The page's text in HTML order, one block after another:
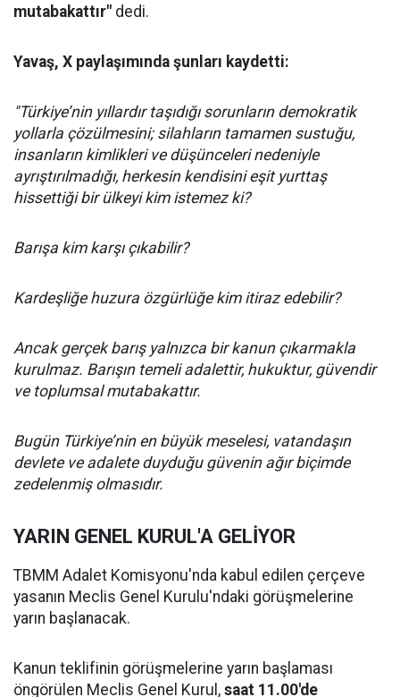
mutabakattır" dedi.
Yavaş, X paylaşımında şunları kaydetti:
"Türkiye’nin yıllardır taşıdığı sorunların demokratik
yollarla çözülmesini; silahların tamamen sustuğu,
insanların kimlikleri ve düşünceleri nedeniyle
ayrıştırılmadığı, herkesin kendisini eşit yurttaş
hissettiği bir ülkeyi kim istemez ki?
Barışa kim karşı çıkabilir?
Kardeşliğe huzura özgürlüğe kim itiraz edebilir?
Ancak gerçek barış yalnızca bir kanun çıkarmakla
kurulmaz. Barışın temeli adalettir, hukuktur, güvendir
ve toplumsal mutabakattır.
Bugün Türkiye’nin en büyük meselesi, vatandaşın
devlete ve adalete duyduğu güvenin ağır biçimde
zedelenmiş olmasıdır.
YARIN GENEL KURUL'A GELİYOR
TBMM Adalet Komisyonu'nda kabul edilen çerçeve
yasanın Meclis Genel Kurulu'ndaki görüşmelerine
yarın başlanacak.
Kanun teklifinin görüşmelerine yarın başlaması
öngörülen Meclis Genel Kurul, saat 11.00'de